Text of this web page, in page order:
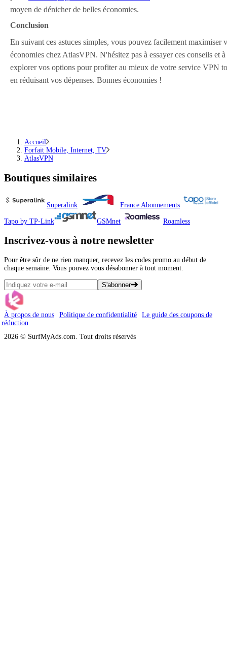
moyen de dénicher de belles économies.
Conclusion
En suivant ces astuces simples, vous pouvez facilement maximiser
économies chez AtlasVPN. N'hésitez pas à essayer ces conseils et à
explorer vos options pour profiter au mieux de votre service VPN
en réduisant vos dépenses. Bonnes économies !
Accueil
Forfait Mobile, Internet, TV
AtlasVPN
Boutiques similaires
Superalink France Abonnements
Tapo by TP-Link GSMnet Roamless
Inscrivez-vous à notre newsletter
Pour être sûr de ne rien manquer, recevez les codes promo au début de
chaque semaine. Vous pouvez vous désabonner à tout moment.
S'abonner
À propos de nous Politique de confidentialité
Le guide des coupons de
réduction
2026 © SurfMyAds.com. Tout droits réservés